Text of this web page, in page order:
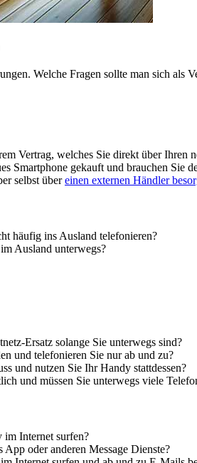
Welche Fragen sollte man sich als
Vertrag, welches Sie direkt über Ihren
Smartphone gekauft und brauchen Sie
selbst übereinen externen Händler
häufig ins Ausland telefonieren?
Ausland unterwegs?
Ersatz solange Sie unterwegs sind?
und telefonieren Sie nur ab und zu?
und nutzen Sie Ihr Handy stattdessen?
und müssen Sie unterwegs viele
Internet surfen?
oder anderen Message Dienste?